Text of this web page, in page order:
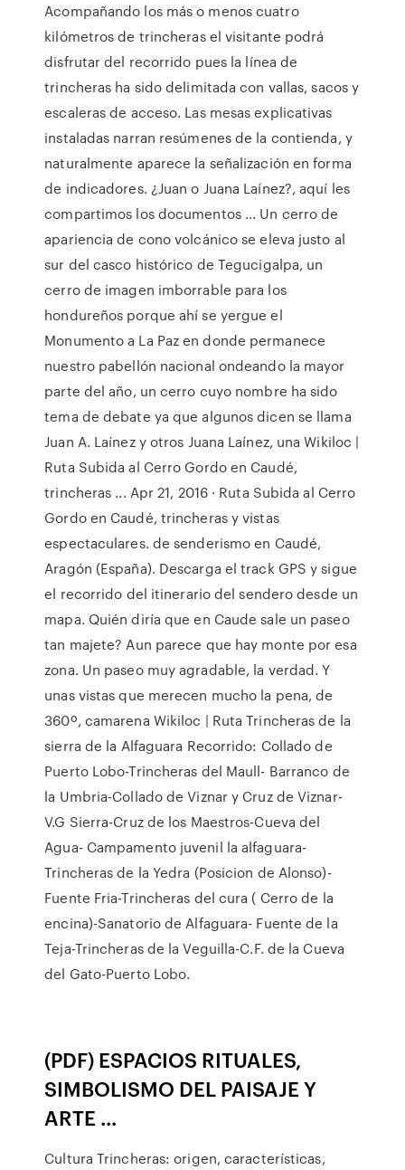
Acompañando los más o menos cuatro
kilómetros de trincheras el visitante podrá
disfrutar del recorrido pues la línea de
trincheras ha sido delimitada con vallas, sacos y
escaleras de acceso. Las mesas explicativas
instaladas narran resúmenes de la contienda, y
naturalmente aparece la señalización en forma
de indicadores. ¿Juan o Juana Laínez?, aquí les
compartimos los documentos ... Un cerro de
apariencia de cono volcánico se eleva justo al
sur del casco histórico de Tegucigalpa, un
cerro de imagen imborrable para los
hondureños porque ahí se yergue el
Monumento a La Paz en donde permanece
nuestro pabellón nacional ondeando la mayor
parte del año, un cerro cuyo nombre ha sido
tema de debate ya que algunos dicen se llama
Juan A. Laínez y otros Juana Laínez, una Wikiloc |
Ruta Subida al Cerro Gordo en Caudé,
trincheras ... Apr 21, 2016 · Ruta Subida al Cerro
Gordo en Caudé, trincheras y vistas
espectaculares. de senderismo en Caudé,
Aragón (España). Descarga el track GPS y sigue
el recorrido del itinerario del sendero desde un
mapa. Quién diría que en Caude sale un paseo
tan majete? Aun parece que hay monte por esa
zona. Un paseo muy agradable, la verdad. Y
unas vistas que merecen mucho la pena, de
360º, camarena Wikiloc | Ruta Trincheras de la
sierra de la Alfaguara Recorrido: Collado de
Puerto Lobo-Trincheras del Maull- Barranco de
la Umbria-Collado de Viznar y Cruz de Viznar-
V.G Sierra-Cruz de los Maestros-Cueva del
Agua- Campamento juvenil la alfaguara-
Trincheras de la Yedra (Posicion de Alonso)-
Fuente Fria-Trincheras del cura ( Cerro de la
encina)-Sanatorio de Alfaguara- Fuente de la
Teja-Trincheras de la Veguilla-C.F. de la Cueva
del Gato-Puerto Lobo.
(PDF) ESPACIOS RITUALES,
SIMBOLISMO DEL PAISAJE Y
ARTE ...
Cultura Trincheras: origen, características,